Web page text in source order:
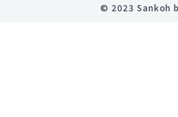
©︎ 2023 Sankoh